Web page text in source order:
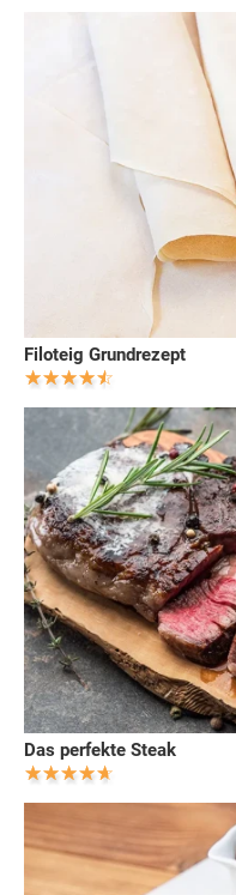
Filoteig Grundrezept
Das perfekte Steak